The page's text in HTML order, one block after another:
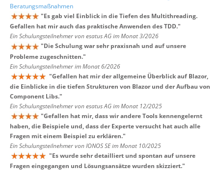
Beratungsmaßnahmen
"Es gab viel Einblick in die Tiefen des Multithreading.
Gefallen hat mir auch das praktische Anwenden des TDD."
Ein Schulungsteilnehmer von esatus AG im Monat 3/2026
"Die Schulung war sehr praxisnah und auf unsere
Probleme zugeschnitten."
Ein Schulungsteilnehmer im Monat 6/2026
"Gefallen hat mir der allgemeine Überblick auf Blazor,
die Einblicke in die tiefen Strukturen von Blazor und der Aufbau von
Component Libs."
Ein Schulungsteilnehmer von esatus AG im Monat 12/2025
"Gefallen hat mir, dass wir andere Tools kennengelernt
haben, die Beispiele und, dass der Experte versucht hat auch alle
Fragen mit einem Beispiel zu erklären."
Ein Schulungsteilnehmer von IONOS SE im Monat 10/2025
"Es wurde sehr detailliert und spontan auf unsere
Fragen eingegangen und Lösungsansätze wurden skizziert."